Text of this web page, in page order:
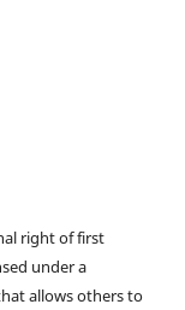
right of first
under a
allows others to